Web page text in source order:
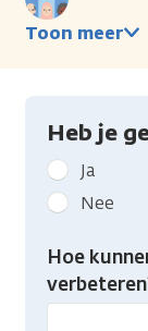
Toon meer
Heb je
Geef
kanker.nl
feedback:
Heb
gevonden
Ja
Nee
Hoe